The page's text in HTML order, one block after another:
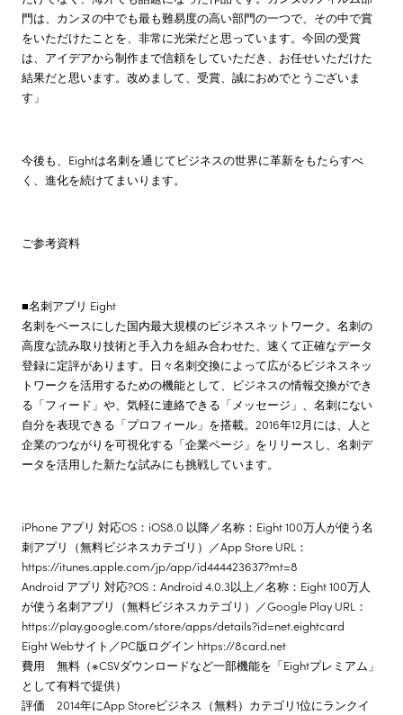
門は、カンヌの中でも最も難易度の高い部門の一つで、その中で賞
をいただけたことを、非常に光栄だと思っています。今回の受賞
は、アイデアから制作まで信頼をしていただき、お任せいただけた
結果だと思います。改めまして、受賞、誠におめでとうございま
す」
今後も、Eightは名刺を通じてビジネスの世界に革新をもたらすべ
く、進化を続けてまいります。
ご参考資料
■名刺アプリ Eight
名刺をベースにした国内最大規模のビジネスネットワーク。名刺の
高度な読み取り技術と手入力を組み合わせた、速くて正確なデータ
登録に定評があります。日々名刺交換によって広がるビジネスネッ
トワークを活用するための機能として、ビジネスの情報交換ができ
る「フィード」や、気軽に連絡できる「メッセージ」、名刺にない
自分を表現できる「プロフィール」を搭載。2016年12月には、人と
企業のつながりを可視化する「企業ページ」をリリースし、名刺デ
ータを活用した新たな試みにも挑戦しています。
iPhone アプリ 対応OS：iOS8.0 以降／名称：Eight 100万人が使う名
刺アプリ（無料ビジネスカテゴリ）／App Store URL：
https://itunes.apple.com/jp/app/id444423637?mt=8
Android アプリ 対応?OS：Android 4.0.3以上／名称：Eight 100万人
が使う名刺アプリ（無料ビジネスカテゴリ）／Google Play URL：
https://play.google.com/store/apps/details?id=net.eightcard
Eight Webサイト／PC版ログイン https://8card.net
費用 無料（※CSVダウンロードなど一部機能を「Eightプレミアム」
として有料で提供）
評価 2014年にApp Storeビジネス（無料）カテゴリ1位にランクイ